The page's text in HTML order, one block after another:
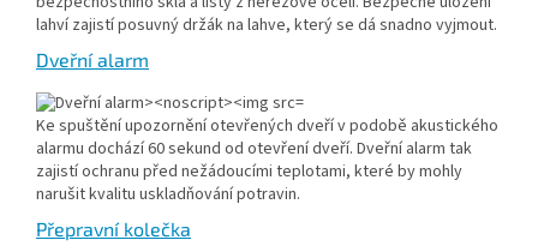
lahví zajistí posuvný držák na lahve, který se dá snadno vyjmout.
Dveřní alarm
Ke spuštění upozornění otevřených dveří v podobě akustického
alarmu dochází 60 sekund od otevření dveří. Dveřní alarm tak
zajistí ochranu před nežádoucími teplotami, které by mohly
narušit kvalitu uskladňování potravin.
Přepravní kolečka